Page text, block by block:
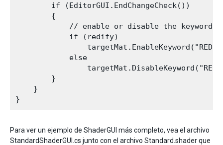
        if (EditorGUI.EndChangeCheck())
        {
// enable or disable the keyword
            if (redify)
            else
        }
    }
Para ver un ejemplo de ShaderGUI más completo, vea el archivo
StandardShaderGUI.cs junto con el archivo Standard.shader que